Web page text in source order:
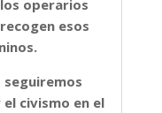
operarios
esos
civismo en el